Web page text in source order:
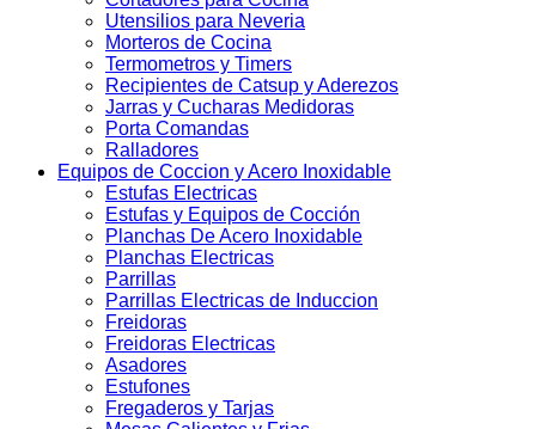
Utensilios para Neveria
Morteros de Cocina
Termometros y Timers
Recipientes de Catsup y Aderezos
Jarras y Cucharas Medidoras
Porta Comandas
Ralladores
Equipos de Coccion y Acero Inoxidable
Estufas Electricas
Estufas y Equipos de Cocción
Planchas De Acero Inoxidable
Planchas Electricas
Parrillas
Parrillas Electricas de Induccion
Freidoras
Freidoras Electricas
Asadores
Estufones
Fregaderos y Tarjas